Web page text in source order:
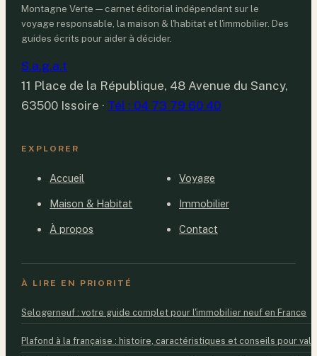
Montagne Verte — carnet éditorial indépendant sur le
voyage responsable, la maison & l'habitat et l'immobilier. Des
guides écrits pour aider à décider.
S.a.g.a.t
11 Place de la République, 48 Avenue du Sancy,
63500 Issoire · Tél : 04 73 79 60 40
EXPLORER
Accueil Voyage
Maison & Habitat Immobilier
À propos Contact
À LIRE EN PRIORITÉ
Selogerneuf : votre guide complet pour l'immobilier neuf en France
Plafond à la française : histoire, caractéristiques et conseils pour